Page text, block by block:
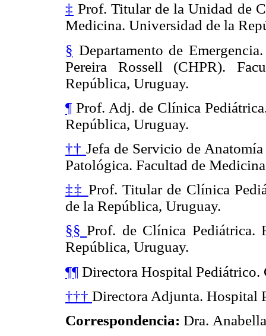
‡ Prof. Titular de la Unidad de
Medicina. Universidad de la
§ Departamento de
Pereira Rossell (CHPR).
República, Uruguay.
¶ Prof. Adj. de Clínica
República, Uruguay.
†† Jefa de Servicio de
Patológica. Facultad de
‡‡ Prof. Titular de Clínica
de la República, Uruguay.
§§Prof. de Clínica Pediátrica.
República, Uruguay.
¶¶ Directora Hospital Pediátrico.
††† Directora Adjunta. Hospital
Correspondencia: Dra.